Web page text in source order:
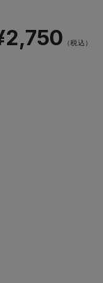
（税込）